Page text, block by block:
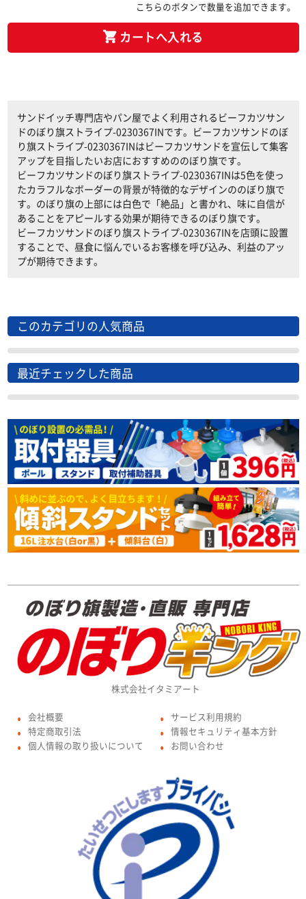
こちらのボタンで数量を追加できます。
カートへ入れる
サンドイッチ専門店やパン屋でよく利用されるビーフカツサン
ドのぼり旗ストライプ-0230367INです。ビーフカツサンドのぼ
り旗ストライプ-0230367INはビーフカツサンドを宣伝して集客
アップを目指したいお店におすすめののぼり旗です。
ビーフカツサンドのぼり旗ストライプ-0230367INは5色を使っ
たカラフルなボーダーの背景が特徴的なデザインののぼり旗で
す。のぼり旗の上部には白色で「絶品」と書かれ、味に自信が
あることをアピールする効果が期待できるのぼり旗です。
ビーフカツサンドのぼり旗ストライプ-0230367INを店頭に設置
することで、昼食に悩んでいるお客様を呼び込み、利益のアッ
プが期待できます。
このカテゴリの人気商品
最近チェックした商品
株式会社イタミアート
● 会社概要
● 特定商取引法
● 個人情報の取り扱いについて
● サービス利用規約
● 情報セキュリティ基本方針
● お問い合わせ